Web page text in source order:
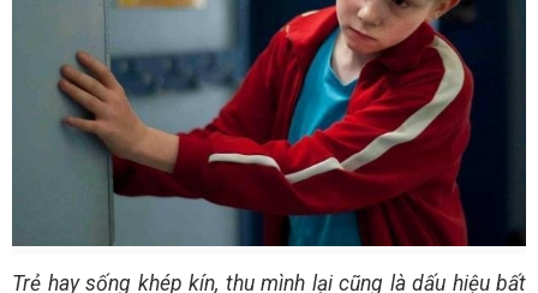
Trẻ hay sống khép kín, thu mình lại cũng là dấu hiệu bất